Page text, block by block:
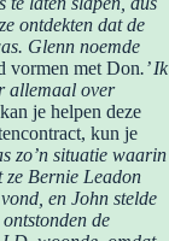
ontdekten dat de
Glenn noemde
vormen met Don.’ Ik
allemaal over
je helpen deze
kun je
zo’n situatie waarin
ze Bernie Leadon
en John stelde
de